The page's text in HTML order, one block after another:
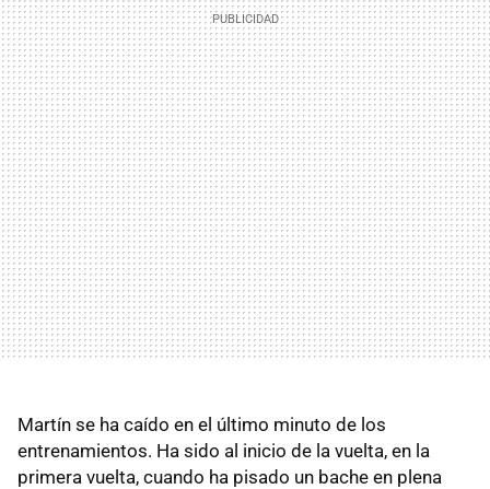
Martín se ha caído en el último minuto de los
entrenamientos. Ha sido al inicio de la vuelta, en la
primera vuelta, cuando ha pisado un bache en plena